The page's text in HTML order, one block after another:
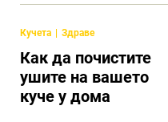
Кучета Здраве
Как да почистите
ушите на вашето
куче у дома